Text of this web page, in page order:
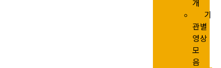
개
기
관별
영상
모
음